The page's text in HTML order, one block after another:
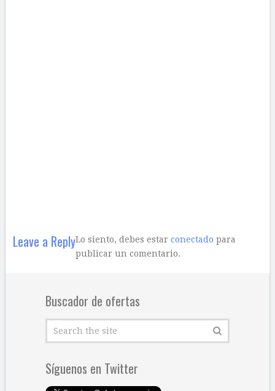
Leave a ReplyLo siento, debes estar conectado para
publicar un comentario.
Buscador de ofertas
Síguenos en Twitter